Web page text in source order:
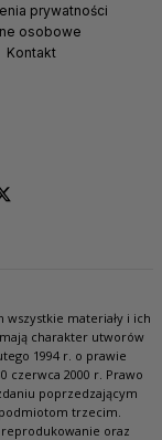
prywatności
osobowe
Kontakt
materiały i ich
charakter utworów
1994 r. o prawie
czerwca 2000 r. Prawo
poprzedzającym
trzecim.
oraz